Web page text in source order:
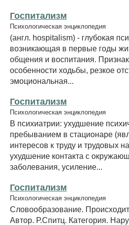
Госпитализм
Психологическая энциклопедия
(англ. hospitalism) - глубокая
возникающая в первые годы
общения и воспитания.
особенности ходьбы, резкое
эмоциональная...
Госпитализм
Психологическая энциклопедия
В психиатрии: ухудшение
пребыванием в стационаре
интересов к труду и трудовых
ухудшение контакта с
заболевания, усиление...
Госпитализм
Психологическая энциклопедия
Словообразование.
Автор. Р.Спитц. Категория.